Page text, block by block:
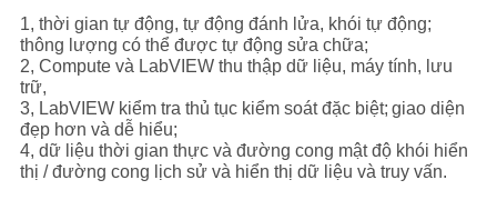
1, thời gian tự động, tự động đánh lửa, khói tự động;
thông lượng có thể được tự động sửa chữa;
2, Compute và LabVIEW thu thập dữ liệu, máy tính, lưu
trữ,
3, LabVIEW kiểm tra thủ tục kiểm soát đặc biệt; giao diện
đẹp hơn và dễ hiểu;
4, dữ liệu thời gian thực và đường cong mật độ khói hiển
thị / đường cong lịch sử và hiển thị dữ liệu và truy vấn.